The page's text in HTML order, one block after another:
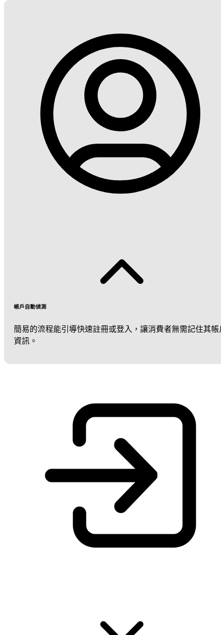
帳戶自動偵測
簡易的流程能引導快速註冊或登入，讓消費者無需記住其帳
資訊。